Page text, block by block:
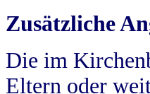
Zusätzliche
Die im
Eltern oder